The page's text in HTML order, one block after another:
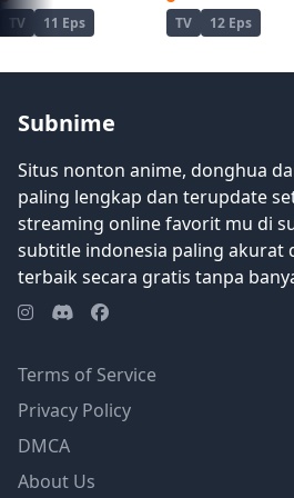
TV 11 Eps TV 12 Eps
Subnime
Situs nonton anime, donghua
paling lengkap dan terupdate
streaming online favorit mu di
subtitle indonesia paling akurat
terbaik secara gratis tanpa
Terms of Service
Privacy Policy
DMCA
About Us